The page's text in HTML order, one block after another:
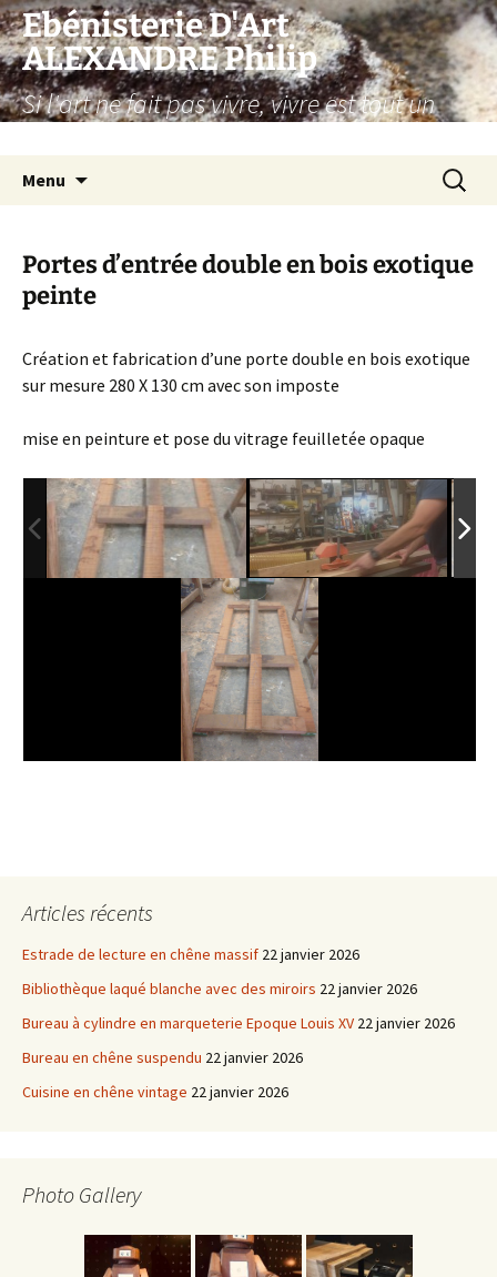
Aller
au
contenu
Ebénisterie D'Art
ALEXANDRE Philip
Si l'art ne fait pas vivre, vivre est tout un
Menu
Portes d’entrée double en bois exotique
peinte
Création et fabrication d’une porte double en bois exotique
sur mesure 280 X 130 cm avec son imposte
mise en peinture et pose du vitrage feuilletée opaque
Articles récents
Estrade de lecture en chêne massif 22 janvier 2026
Bibliothèque laqué blanche avec des miroirs 22 janvier 2026
Bureau à cylindre en marqueterie Epoque Louis XV 22 janvier 2026
Bureau en chêne suspendu 22 janvier 2026
Cuisine en chêne vintage 22 janvier 2026
Photo Gallery